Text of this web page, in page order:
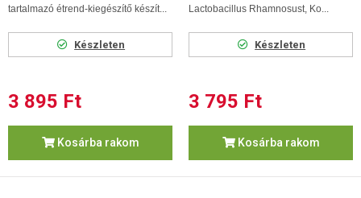
tartalmazó étrend-kiegészítő készít...
Készleten
3 895 Ft
Kosárba rakom
Lactobacillus Rhamnosust, Ko...
Készleten
3 795 Ft
Kosárba rakom